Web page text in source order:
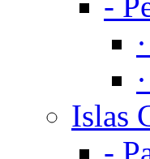
·
·
Islas